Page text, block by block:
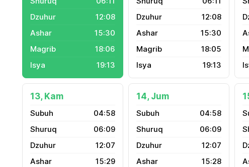
12:08
15:30
18:06
19:13
12:08
15:30
18:05
19:13
13, Kam
04:58
06:09
12:07
15:29
14, Jum
04:58
06:09
12:07
15:28